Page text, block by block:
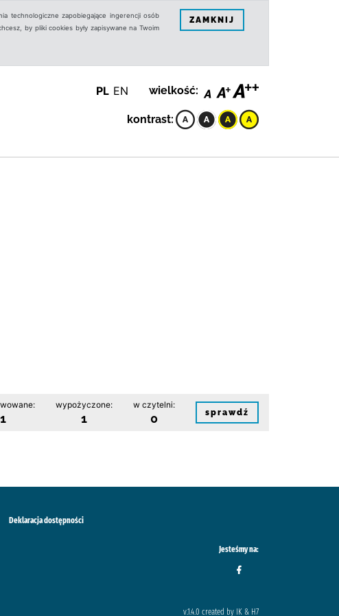
technologiczne zapobiegające ingerencji osób
by pliki cookies były zapisywane na Twoim
ZAMKNIJ
PL EN wielkość:
kontrast:
1
wypożyczone:
1
w czytelni:
0 sprawdź
Deklaracja dostępności
Jesteśmy na:
v.1.4.0 created by IK & H7